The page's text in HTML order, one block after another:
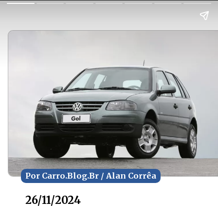
Por Carro.Blog.Br / Alan Corrêa
Por Carro.Blog.Br / Alan Corrêa
26/11/2024